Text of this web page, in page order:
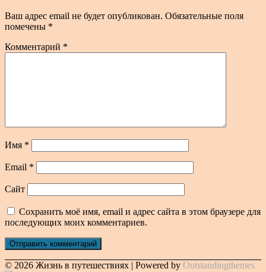
Ваш адрес email не будет опубликован. Обязательные поля
помечены *
Комментарий *
Имя *
Email *
Сайт
Сохранить моё имя, email и адрес сайта в этом браузере для
последующих моих комментариев.
© 2026 Жизнь в путешествиях | Powered by Outstandingthemes